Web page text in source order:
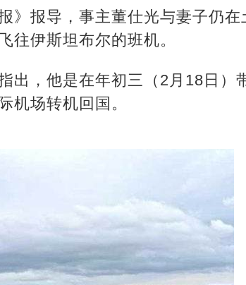
》报导，事主董仕光与妻子仍
往伊斯坦布尔的班机。
出，他是在年初三（2月18日
机场转机回国。